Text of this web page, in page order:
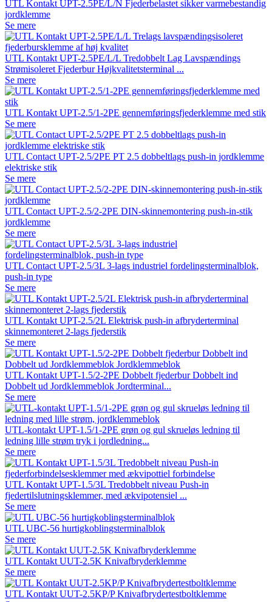
UTL Kontakt UPT-2.5PE/L/N Fjederbelastet sikker varmebestandig
jordklemme
Se mere
UTL Kontakt UPT-2.5PE/L/L Tredobbelt Lag Lavspændings
Strømisoleret Fjederbur Højkvalitetsterminal ...
Se mere
UTL Kontakt UPT-2.5/1-2PE gennemføringsfjederklemme med stik
Se mere
UTL Contact UPT-2.5/2PE PT 2.5 dobbeltlags push-in jordklemme
elektriske stik
Se mere
UTL Contact UPT-2.5/2-2PE DIN-skinnemontering push-in-stik
jordklemme
Se mere
UTL Contact UPT-2.5/3L 3-lags industriel fordelingsterminalblok,
push-in type
Se mere
UTL Kontakt UPT-2.5/2L Elektrisk push-in afbryderterminal
skinnemonteret 2-lags fjederstik
Se mere
UTL Kontakt UPT-1.5/2-2PE Dobbelt fjederbur Dobbelt ind
Dobbelt ud Jordklemmeblok Jordterminal...
Se mere
UTL-kontakt UPT-1.5/1-2PE grøn og gul skrueløs ledning til
ledning lille strøm tryk i jordledning...
Se mere
UTL Kontakt UPT-1.5/3L Tredobbelt niveau Push-in
fjedertilslutningsklemmer, med ækvipotensiel ...
Se mere
UTL UBC-56 hurtigkoblingsterminalblok
Se mere
UTL Kontakt UUT-2.5K Knivafbryderklemme
Se mere
UTL Kontakt UUT-2.5KP/P Knivafbrydertestboltklemme